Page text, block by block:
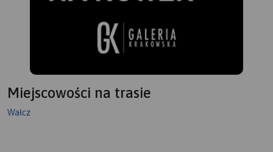
Miejscowości na trasie
Wałcz